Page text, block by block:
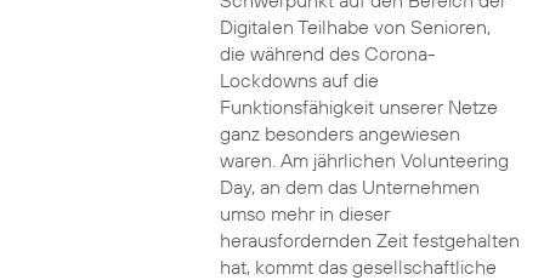
Digitalen Teilhabe von Senioren,
die während des Corona-
Lockdowns auf die
Funktionsfähigkeit unserer Netze
ganz besonders angewiesen
waren. Am jährlichen Volunteering
Day, an dem das Unternehmen
umso mehr in dieser
herausfordernden Zeit festgehalten
hat, kommt das gesellschaftliche